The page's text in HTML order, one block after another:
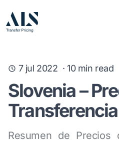
7 jul 2022 ·10min read
Slovenia –
Resumen de Precios